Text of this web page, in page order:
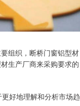
组织，断桥门窗铝型材
生产厂商来采购要求的
好地理解和分析市场趋